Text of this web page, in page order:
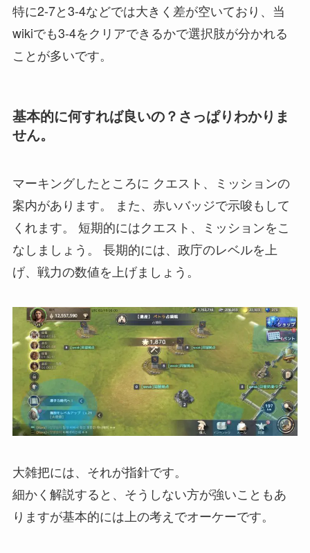
特に2-7と3-4などでは大きく差が空いており、当
wikiでも3-4をクリアできるかで選択肢が分かれる
ことが多いです。
基本的に何すれば良いの？さっぱりわかりま
せん。
マーキングしたところに クエスト、ミッションの
案内があります。 また、赤いバッジで示唆もして
くれます。 短期的にはクエスト、ミッションをこ
なしましょう。 長期的には、政庁のレベルを上
げ、戦力の数値を上げましょう。
大雑把には、それが指針です。
細かく解説すると、そうしない方が強いこともあ
りますが基本的には上の考えでオーケーです。